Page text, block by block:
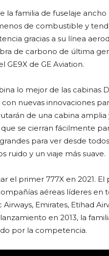
la familia de fuselaje
de combustible y
gracias a su línea
de carbono de última
GE9X de GE Aviation.
lo mejor de las cabinas
nuevas innovaciones
de una cabina amplia
se cierran fácilmente
para ver desde
ruido y un viaje más suave.
el primer 777X en 2021.
aéreas líderes en
Emirates, Etihad
en 2013, la
por la competencia.